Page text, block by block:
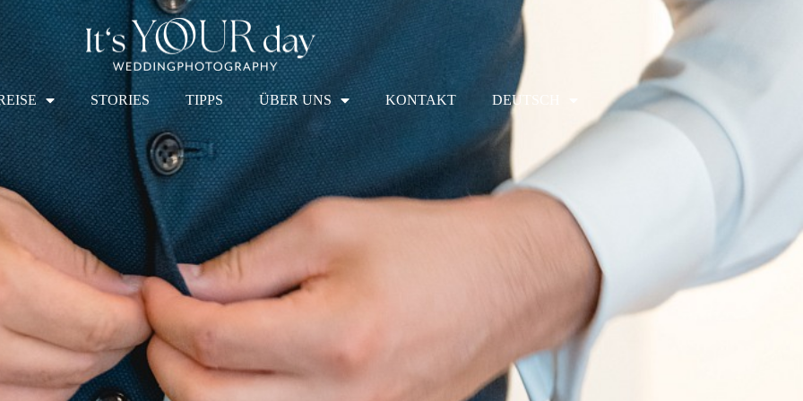
STORIES TIPPS ÜBER UNS KONTAKT DEUTSCH